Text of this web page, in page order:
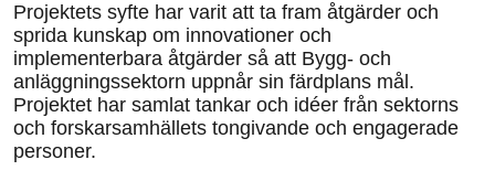
Projektets syfte har varit att ta fram åtgärder och
sprida kunskap om innovationer och
implementerbara åtgärder så att Bygg- och
anläggningssektorn uppnår sin färdplans mål.
Projektet har samlat tankar och idéer från sektorns
och forskarsamhällets tongivande och engagerade
personer.